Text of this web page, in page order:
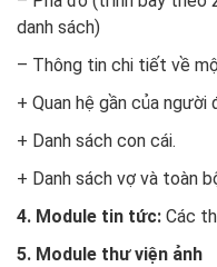
danh sách)
– Thông tin chi tiết về
+ Quan hệ gần của người
+ Danh sách con cái.
+ Danh sách vợ và toàn
4. Module tin tức: Các
5. Module thư viện ảnh